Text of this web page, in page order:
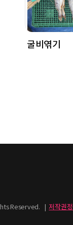
굴비엮기
Reserved.
| 저작권